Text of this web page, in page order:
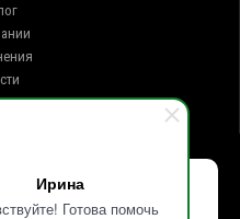
Ирина
Готова помочь
оплата
16, офис 15
улучшить работу